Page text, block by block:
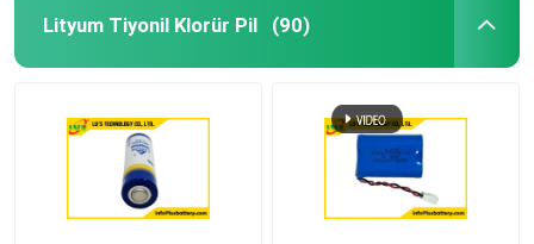
Lityum Tiyonil Klorür Pil (90)